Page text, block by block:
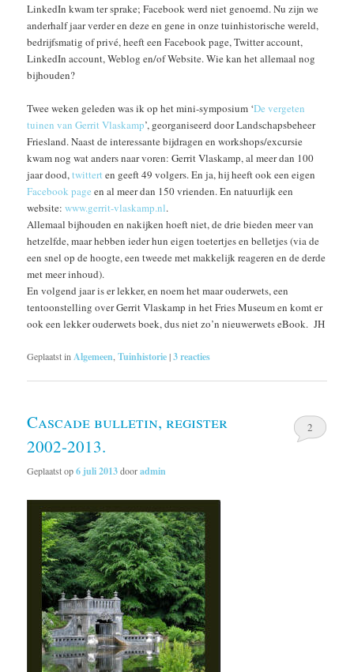
LinkedIn kwam ter sprake; Facebook werd niet genoemd. Nu zijn we
anderhalf jaar verder en deze en gene in onze tuinhistorische wereld,
bedrijfsmatig of privé, heeft een Facebook page, Twitter account,
LinkedIn account, Weblog en/of Website. Wie kan het allemaal nog
bijhouden?
Twee weken geleden was ik op het mini-symposium ‘De vergeten
tuinen van Gerrit Vlaskamp’, georganiseerd door Landschapsbeheer
Friesland. Naast de interessante bijdragen en workshops/excursie
kwam nog wat anders naar voren: Gerrit Vlaskamp, al meer dan 100
jaar dood,twitterten geeft 49 volgers. En ja, hij heeft ook een eigen
Facebook page en al meer dan 150 vrienden. En natuurlijk een
website:www.gerrit-vlaskamp.nl.
Allemaal bijhouden en nakijken hoeft niet, de drie bieden meer van
hetzelfde, maar hebben ieder hun eigen toetertjes en belletjes (via de
een snel op de hoogte, een tweede met makkelijk reageren en de derde
met meer inhoud).
En volgend jaar is er lekker, en noem het maar ouderwets, een
tentoonstelling over Gerrit Vlaskamp in het Fries Museum en komt er
ook een lekker ouderwets boek, dus niet zo’n nieuwerwets eBook. JH
Geplaatst in Algemeen ,Tuinhistorie|3reacties
Cascade bulletin, register
2002-2013.
Geplaatst op6 juli 2013dooradmin
2